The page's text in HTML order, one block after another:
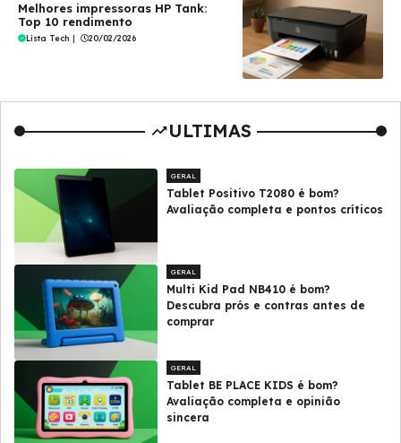
Melhores impressoras HP Tank:
Top 10 rendimento
Lista Tech | 20/02/2026
ULTIMAS
GERAL
Tablet Positivo T2080 é bom?
Avaliação completa e pontos críticos
GERAL
Multi Kid Pad NB410 é bom?
Descubra prós e contras antes de
comprar
GERAL
Tablet BE PLACE KIDS é bom?
Avaliação completa e opinião
sincera